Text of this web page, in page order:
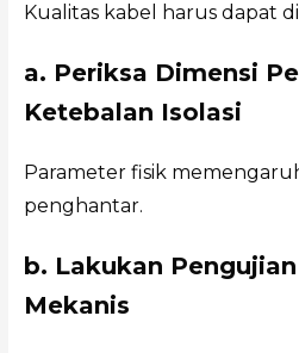
Kualitas kabel harus dapat
a. Periksa Dimensi
Ketebalan Isolasi
Parameter fisik
penghantar.
b. Lakukan
Mekanis